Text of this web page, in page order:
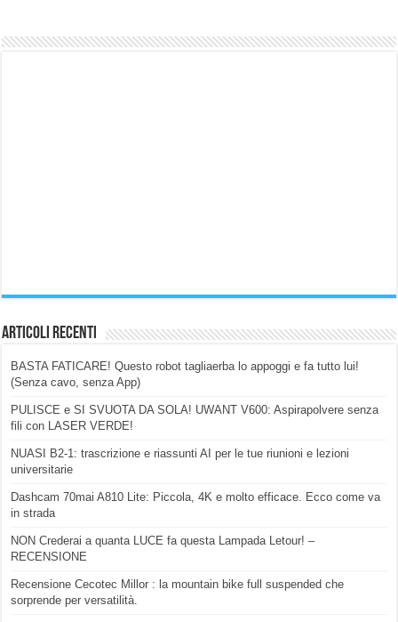
Articoli Recenti
BASTA FATICARE! Questo robot tagliaerba lo appoggi e fa tutto lui!
(Senza cavo, senza App)
PULISCE e SI SVUOTA DA SOLA! UWANT V600: Aspirapolvere senza
fili con LASER VERDE!
NUASI B2-1: trascrizione e riassunti AI per le tue riunioni e lezioni
universitarie
Dashcam 70mai A810 Lite: Piccola, 4K e molto efficace. Ecco come va
in strada
NON Crederai a quanta LUCE fa questa Lampada Letour! –
RECENSIONE
Recensione Cecotec Millor : la mountain bike full suspended che
sorprende per versatilità.